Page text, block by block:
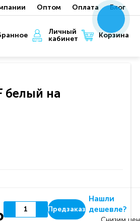
Оптом Оплата Блог
Личный
кабинет
Корзина
белый на
Предзаказ
Нашли
дешевле?
xxx